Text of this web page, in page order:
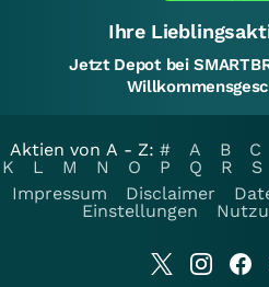
Ihre
Jetzt Depot bei
Aktien von A - Z: # A B C
K
L M N O P Q R S
Impressum
Disclaimer
Einstellungen